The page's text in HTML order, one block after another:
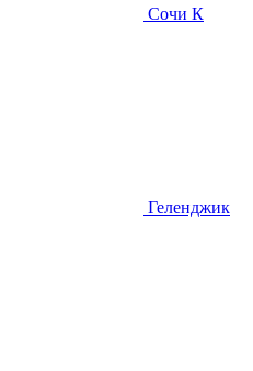
Сочи К
Геленджик